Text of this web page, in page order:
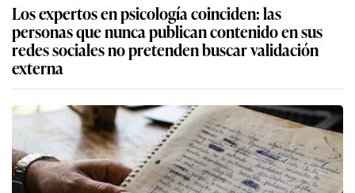
Los expertos en psicología coinciden: las
personas que nunca publican contenido en sus
redes sociales no pretenden buscar validación
externa